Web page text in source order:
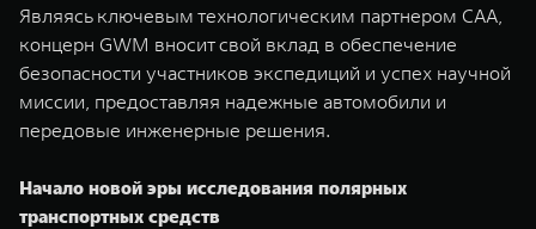
Являясь ключевым технологическим партнером CAA,
концерн GWM вносит свой вклад в обеспечение
безопасности участников экспедиций и успех научной
миссии, предоставляя надежные автомобили и
передовые инженерные решения.
Начало новой эры исследования полярных
транспортных средств